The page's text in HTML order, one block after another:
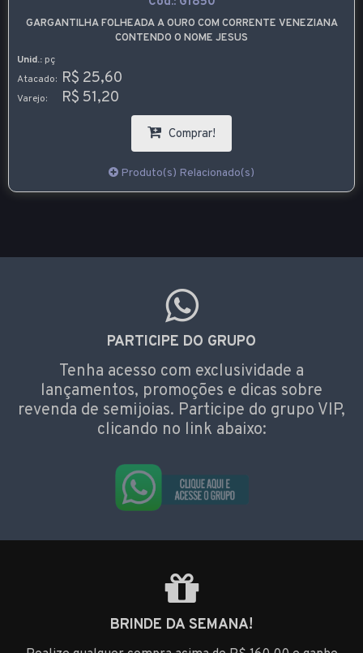
GARGANTILHA FOLHEADA A OURO COM CORRENTE VENEZIANA
CONTENDO O NOME JESUS
Unid.: pç
Atacado: R$ 25,60
Varejo: R$ 51,20
Comprar!
Produto(s) Relacionado(s)
PARTICIPE DO GRUPO
Tenha acesso com exclusividade a
lançamentos, promoções e dicas sobre
revenda de semijoias. Participe do grupo VIP,
clicando no link abaixo:
BRINDE DA SEMANA!